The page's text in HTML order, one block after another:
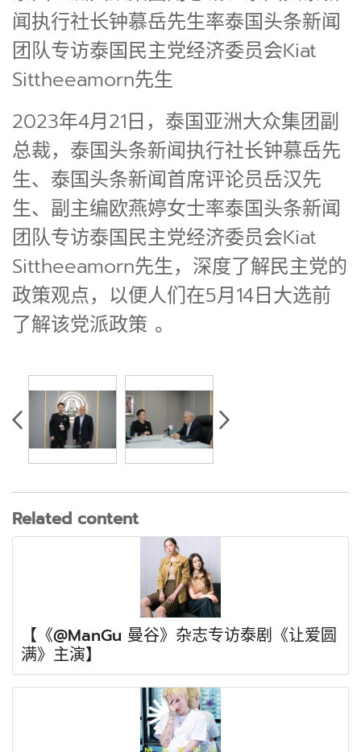
闻执行社长钟慕岳先生率泰国头条新闻
团队专访泰国民主党经济委员会Kiat
Sittheeamorn先生
2023年4月21日，泰国亚洲大众集团副
总裁，泰国头条新闻执行社长钟慕岳先
生、泰国头条新闻首席评论员岳汉先
生、副主编欧燕婷女士率泰国头条新闻
团队专访泰国民主党经济委员会Kiat
Sittheeamorn先生，深度了解民主党的
政策观点，以便人们在5月14日大选前
了解该党派政策 。
Related content
【《@ManGu 曼谷》杂志专访泰剧《让爱圆
满》主演】